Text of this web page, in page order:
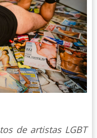
de artistas LGBT